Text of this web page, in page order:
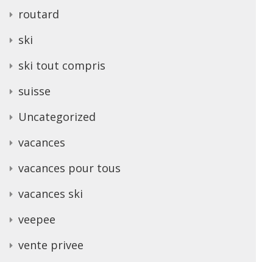
routard
ski
ski tout compris
suisse
Uncategorized
vacances
vacances pour tous
vacances ski
veepee
vente privee